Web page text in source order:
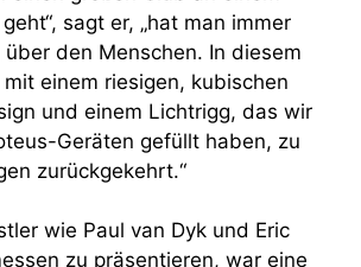
sagt er, „hat man immer
den Menschen. In diesem
einem riesigen, kubischen
und einem Lichtrigg, das wir
Geräten gefüllt haben, zu
zurückgekehrt.“
wie Paul van Dyk und Eric
zu präsentieren, war eine